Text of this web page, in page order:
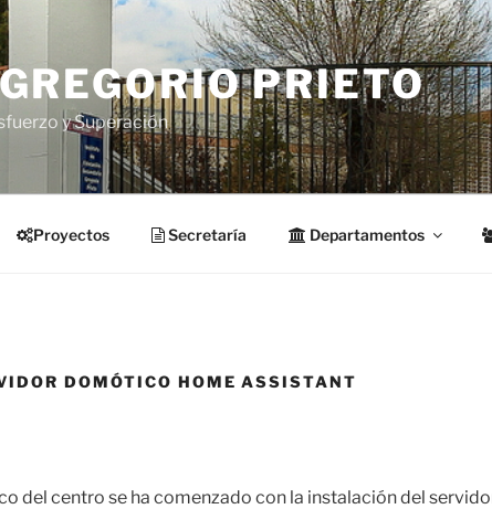
PRIETO
y Superación
Proyectos Secretaría Departamentos
DOMÓTICO HOME ASSISTANT
del centro se ha comenzado con la instalación del